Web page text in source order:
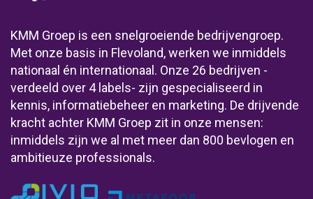
KMM Groep is een snelgroeiende bedrijvengroep.
Met onze basis in Flevoland, werken we inmiddels
nationaal én internationaal. Onze 26 bedrijven -
verdeeld over 4 labels- zijn gespecialiseerd in
kennis, informatiebeheer en marketing. De drijvende
kracht achter KMM Groep zit in onze mensen:
inmiddels zijn we al met meer dan 800 bevlogen en
ambitieuze professionals.